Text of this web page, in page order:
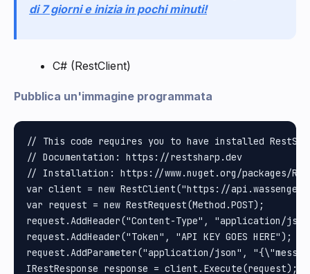
di 7 giorni e inizia in pochi minuti!
C# (RestClient)
Pubblica un'immagine programmata
// This code requires you to have installed
// Documentation: https://restsharp.dev
// Installation: https://www.nuget.org/packages/
var client = new RestClient("https://
var request = new RestRequest(Method.POST);
request.AddHeader("Content-Type", "application/
request.AddHeader("Token", "API KEY GOES HERE");
request.AddParameter("application/json",